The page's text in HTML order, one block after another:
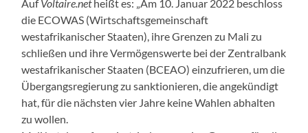
AufVoltaire.netheißt es: „Am 10. Januar 2022 beschloss
die ECOWAS (Wirtschaftsgemeinschaft
westafrikanischer Staaten), ihre Grenzen zu Mali zu
schließen und ihre Vermögenswerte bei der Zentralbank
westafrikanischer Staaten (BCEAO) einzufrieren, um die
Übergangsregierung zu sanktionieren, die angekündigt
hat, für die nächsten vier Jahre keine Wahlen abhalten
zu wollen.